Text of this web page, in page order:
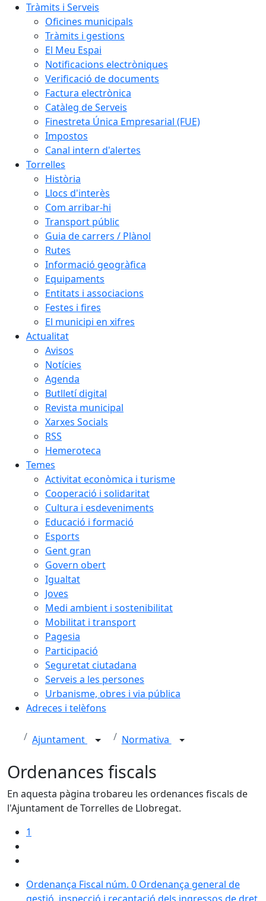
Tràmits i Serveis
Oficines municipals
Tràmits i gestions
El Meu Espai
Notificacions electròniques
Verificació de documents
Factura electrònica
Catàleg de Serveis
Finestreta Única Empresarial (FUE)
Impostos
Canal intern d'alertes
Torrelles
Història
Llocs d'interès
Com arribar-hi
Transport públic
Guia de carrers / Plànol
Rutes
Informació geogràfica
Equipaments
Entitats i associacions
Festes i fires
El municipi en xifres
Actualitat
Avisos
Notícies
Agenda
Butlletí digital
Revista municipal
Xarxes Socials
RSS
Hemeroteca
Temes
Activitat econòmica i turisme
Cooperació i solidaritat
Cultura i esdeveniments
Educació i formació
Esports
Gent gran
Govern obert
Igualtat
Joves
Medi ambient i sostenibilitat
Mobilitat i transport
Pagesia
Participació
Seguretat ciutadana
Serveis a les persones
Urbanisme, obres i via pública
Adreces i telèfons
Ajuntament Normativa
Ordenances fiscals
En aquesta pàgina trobareu les ordenances fiscals de
l'Ajuntament de Torrelles de Llobregat.
1
Ordenança Fiscal núm. 0 Ordenança general de